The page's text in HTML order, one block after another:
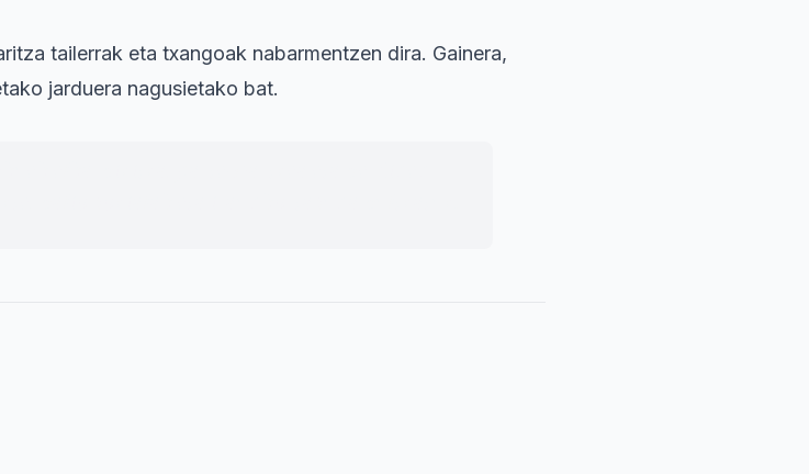
tailerrak eta txangoak nabarmentzen dira. Gainera,
jarduera nagusietako bat.